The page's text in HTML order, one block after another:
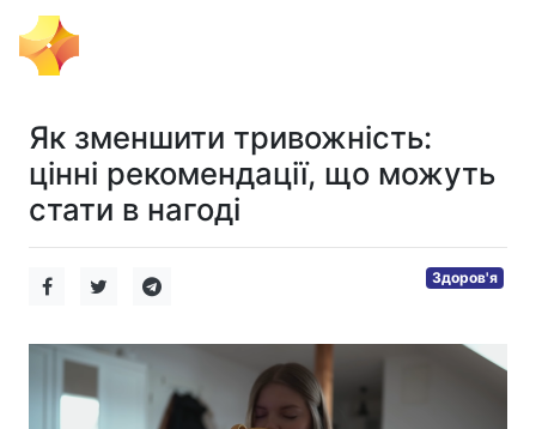
Як зменшити тривожність:
цінні рекомендації, що можуть
стати в нагоді
Здоров'я